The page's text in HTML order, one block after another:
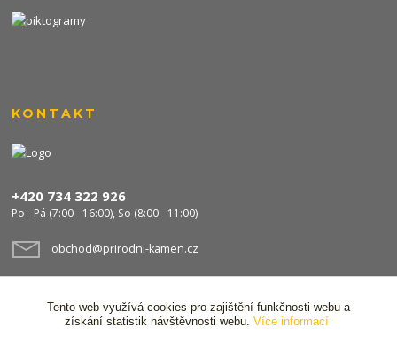
KONTAKT
+420 734 322 926
Po - Pá (7:00 - 16:00), So (8:00 - 11:00)
obchod@prirodni-kamen.cz
Tento web využívá cookies pro zajištění funkčnosti webu a
získání statistik návštěvnosti webu. Více informací